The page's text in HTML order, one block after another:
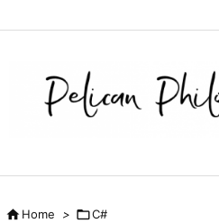
Home > C#